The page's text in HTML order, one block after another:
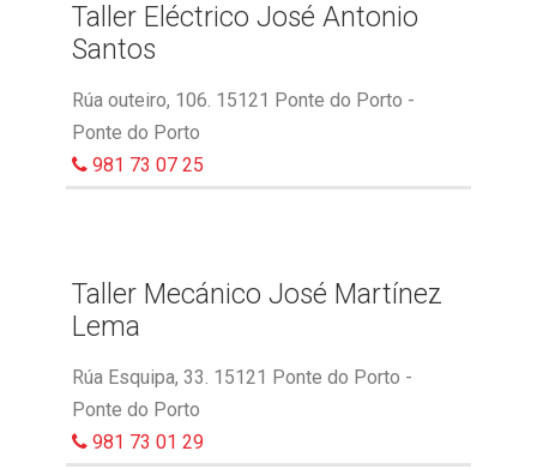
Taller Eléctrico José Antonio
Santos
Rúa outeiro, 106. 15121 Ponte do Porto -
Ponte do Porto
981 73 07 25
Taller Mecánico José Martínez
Lema
Rúa Esquipa, 33. 15121 Ponte do Porto -
Ponte do Porto
981 73 01 29